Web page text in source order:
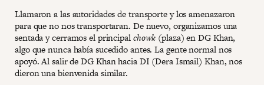
Llamaron a las autoridades de transporte y los amenazaron
para que no nos transportaran. De nuevo, organizamos una
sentada y cerramos el principalchowk (plaza) en DG Khan,
algo que nunca había sucedido antes. La gente normal nos
apoyó. Al salir de DG Khan hacia DI (Dera Ismail) Khan, nos
dieron una bienvenida similar.